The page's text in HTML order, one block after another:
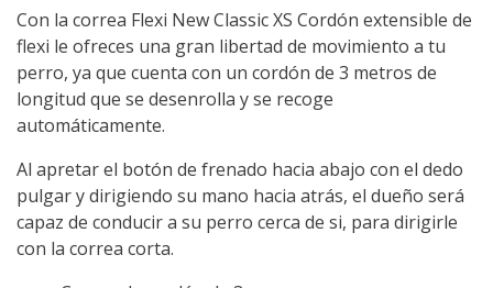
Con la correa Flexi New Classic XS Cordón extensible de
flexi le ofreces una gran libertad de movimiento a tu
perro, ya que cuenta con un cordón de 3 metros de
longitud que se desenrolla y se recoge
automáticamente.
Al apretar el botón de frenado hacia abajo con el dedo
pulgar y dirigiendo su mano hacia atrás, el dueño será
capaz de conducir a su perro cerca de si, para dirigirle
con la correa corta.